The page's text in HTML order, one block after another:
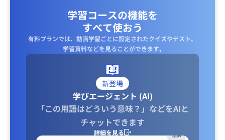
学習コースの機能を
すべて使おう
有料プランでは、動画学習ごとに設定されたクイズやテスト、
学習資料などを見ることができます｡
新登場
学びエージェント (AI)
「この用語はどういう意味？」などをAIと
チャットできます
詳細を見る